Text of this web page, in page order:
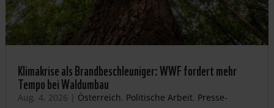
Klimakrise als Brandbeschleuniger: WWF fordert mehr
Tempo bei Waldumbau
Aug. 4, 2026 | Österreich, Politische Arbeit, Presse-